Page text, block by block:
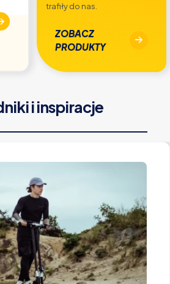
trafiły do nas.
ZOBACZ
PRODUKTY
i inspiracje